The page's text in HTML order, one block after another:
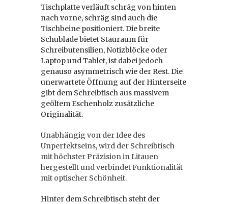
Tischplatte verläuft schräg von hinten
nach vorne, schräg sind auch die
Tischbeine positioniert. Die breite
Schublade bietet Stauraum für
Schreibutensilien, Notizblöcke oder
Laptop und Tablet, ist dabei jedoch
genauso asymmetrisch wie der Rest. Die
unerwartete Öffnung auf der Hinterseite
gibt dem Schreibtisch aus massivem
geöltem Eschenholz zusätzliche
Originalität.
Unabhängig von der Idee des
Unperfektseins, wird der Schreibtisch
mit höchster Präzision in Litauen
hergestellt und verbindet Funktionalität
mit optischer Schönheit.
Hinter dem Schreibtisch steht der